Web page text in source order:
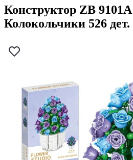
Конструктор ZB
Колокольчики 526 дет.